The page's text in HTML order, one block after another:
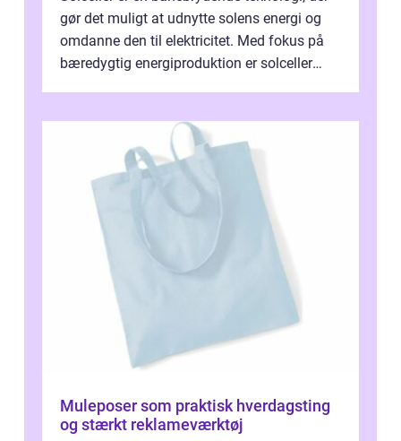
gør det muligt at udnytte solens energi og
omdanne den til elektricitet. Med fokus på
bæredygtig energiproduktion er solceller
Muleposer som praktisk hverdagsting
og stærkt reklameværktøj